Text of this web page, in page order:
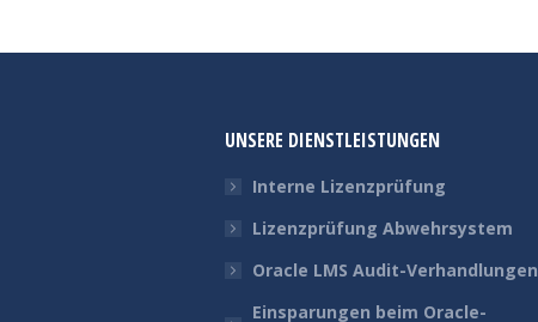
UNSERE DIENSTLEISTUNGEN
Interne Lizenzprüfung
Lizenzprüfung Abwehrsystem
Oracle LMS Audit-Verhandlungen
Einsparungen beim Oracle-